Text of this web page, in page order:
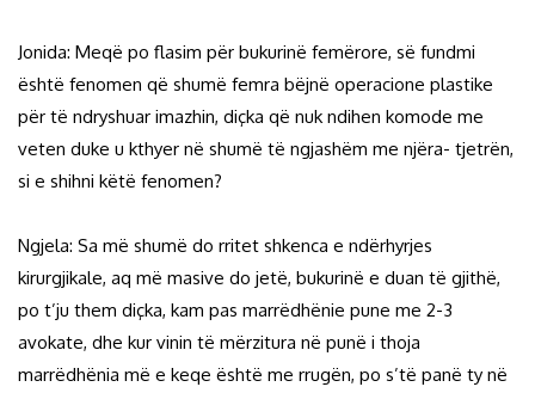
Jonida: Meqë po flasim për bukurinë femërore, së fundmi
është fenomen që shumë femra bëjnë operacione plastike
për të ndryshuar imazhin, diçka që nuk ndihen komode me
veten duke u kthyer në shumë të ngjashëm me njëra- tjetrën,
si e shihni këtë fenomen?
Ngjela: Sa më shumë do rritet shkenca e ndërhyrjes
kirurgjikale, aq më masive do jetë, bukurinë e duan të gjithë,
po t’ju them diçka, kam pas marrëdhënie pune me 2-3
avokate, dhe kur vinin të mërzitura në punë i thoja
marrëdhënia më e keqe është me rrugën, po s’të panë ty në